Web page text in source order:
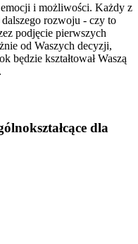
emocji i możliwości. Każdy z
rozwoju - czy to
podjęcie pierwszych
od Waszych decyzji,
będzie kształtował Waszą
dla